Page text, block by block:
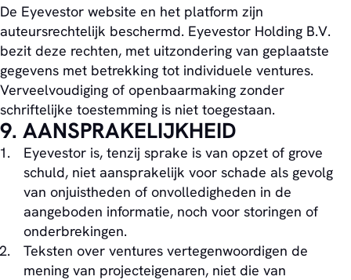
De Eyevestor website en het platform zijn
auteursrechtelijk beschermd. Eyevestor Holding B.V.
bezit deze rechten, met uitzondering van geplaatste
gegevens met betrekking tot individuele ventures.
Verveelvoudiging of openbaarmaking zonder
schriftelijke toestemming is niet toegestaan.
9. AANSPRAKELIJKHEID
Eyevestor is, tenzij sprake is van opzet of grove
schuld, niet aansprakelijk voor schade als gevolg
van onjuistheden of onvolledigheden in de
aangeboden informatie, noch voor storingen of
onderbrekingen.
Teksten over ventures vertegenwoordigen de
mening van projecteigenaren, niet die van